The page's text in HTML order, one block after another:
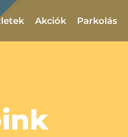
Akciók Parkolás